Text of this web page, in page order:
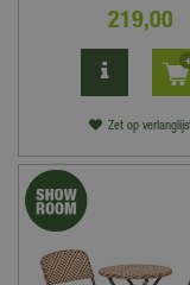
219,00
Zet op